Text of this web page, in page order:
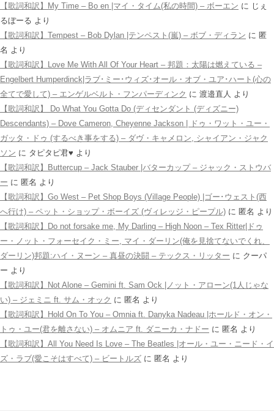
【歌詞和訳】My Time – Bo en |マイ・タイム(私の時間) – ボーエン に じぇ
るぼーる より
【歌詞和訳】Tempest – Bob Dylan |テンペスト(嵐) – ボブ・ディラン に 匿
名 より
【歌詞和訳】Love Me With All Of Your Heart – 邦題：太陽は燃えている –
Engelbert Humperdinck|ラブ･ミー･ウィズ･オール・オブ・ユア･ハート(心の
全てで愛して) – エンゲルベルト・フンパーディンク に 渡邉直人 より
【歌詞和訳】 Do What You Gotta Do (ディセンダント (ディズニー)
Descendants) – Dove Cameron, Cheyenne Jackson | ドゥ・ワット・ユー・
ガッタ・ドゥ (するべき事をする) – ダヴ・キャメロン, シャイアン・ジャク
ソン に タピタピ君♥️ より
【歌詞和訳】Buttercup – Jack Stauber |バターカップ – ジャック・ストウバ
ー に 匿名 より
【歌詞和訳】Go West – Pet Shop Boys (Village People) |ゴー･ウェスト(西
へ行け) – ペット・ショップ・ボーイズ (ヴィレッジ・ピープル) に 匿名 より
【歌詞和訳】Do not forsake me, My Darling – High Noon – Tex Ritter|ドゥ
ー・ノット・フォーセイク・ミー, マイ・ダーリン(俺を見捨てないでくれ、
ダーリン)邦題:ハイ・ヌーン – 真昼の決闘 – テックス・リッター に クーパ
ー より
【歌詞和訳】Not Alone – Gemini ft. Sam Ock |ノット・アローン(1人じゃな
い) – ジェミニ ft. サム・オック に 匿名 より
【歌詞和訳】Hold On To You – Omnia ft. Danyka Nadeau |ホールド・オン・
トゥ・ユー(君を離さない) – オムニア ft. ダニーカ・ナドー に 匿名 より
【歌詞和訳】All You Need Is Love – The Beatles |オール・ユー・ニード・イ
ズ・ラブ(愛こそはすべて) – ビートルズ に 匿名 より